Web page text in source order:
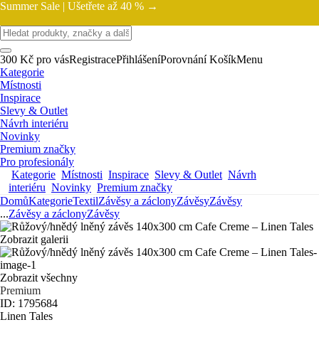
Summer Sale | Ušetřete až 40 % →
300 Kč pro vásRegistracePřihlášeníPorovnání KošíkMenu
Kategorie
Místnosti
Inspirace
Slevy & Outlet
Návrh interiéru
Novinky
Premium značky
Pro profesionály
Kategorie Místnosti Inspirace Slevy & Outlet Návrh
interiéru Novinky Premium značky
DomůKategorieTextilZávěsy a záclonyZávěsyZávěsy
...Závěsy a záclonyZávěsy
Zobrazit galerii
Zobrazit všechny
Premium
ID: 1795684
Linen Tales